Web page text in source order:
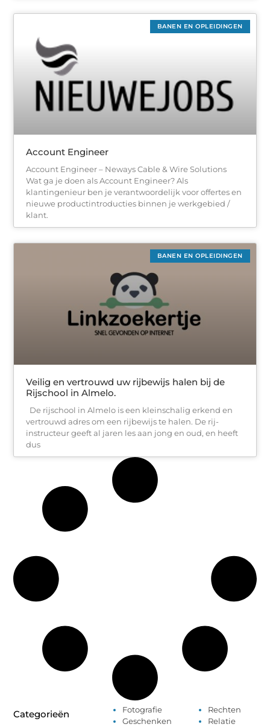
BANEN EN OPLEIDINGEN
Account Engineer
Account Engineer – Neways Cable & Wire Solutions
Wat ga je doen als Account Engineer? Als
klantingenieur ben je verantwoordelijk voor offertes en
nieuwe productintroducties binnen je werkgebied /
klant.
BANEN EN OPLEIDINGEN
Veilig en vertrouwd uw rijbewijs halen bij de
Rijschool in Almelo.
De rijschool in Almelo is een kleinschalig erkend en
vertrouwd adres om een rijbewijs te halen. De rij-
instructeur geeft al jaren les aan jong en oud, en heeft
dus
Categorieën
Fotografie
Geschenken
Rechten
Relatie